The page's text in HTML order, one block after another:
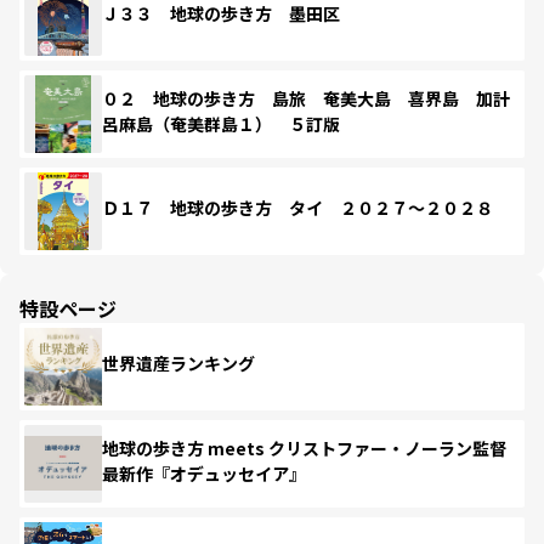
Ｊ３３ 地球の歩き方 墨田区
０２ 地球の歩き方 島旅 奄美大島 喜界島 加計
呂麻島（奄美群島１） ５訂版
Ｄ１７ 地球の歩き方 タイ ２０２７～２０２８
特設ページ
世界遺産ランキング
地球の歩き方 meets クリストファー・ノーラン監督
最新作『オデュッセイア』